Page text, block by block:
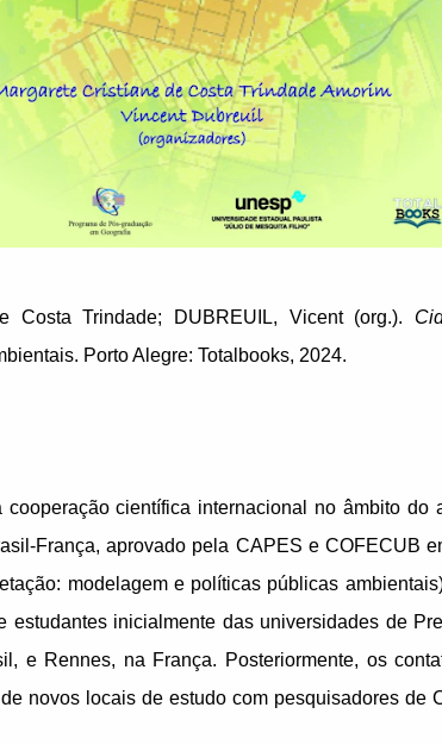
Costa Trindade; DUBREUIL, Vicent (org.).
Porto Alegre: Totalbooks, 2024.
científica internacional no âmbito do
França, aprovado pela CAPES e COFECUB
modelagem e políticas públicas
estudantes inicialmente das universidades de
e Rennes, na França. Posteriormente, os
novos locais de estudo com pesquisadores de